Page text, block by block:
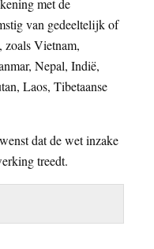
met de
van gedeeltelijk of
zoals Vietnam,
Nepal, Indië,
Laos, Tibetaanse
dat de wet inzake
treedt.